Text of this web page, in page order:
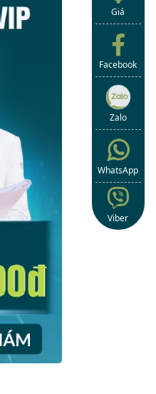
Giá
Facebook
Zalo
WhatsApp
Viber